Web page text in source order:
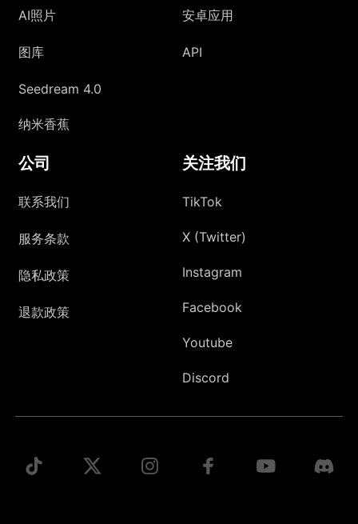
AI照片
图库
Seedream 4.0
纳米香蕉
安卓应用
API
公司
联系我们
服务条款
隐私政策
退款政策
关注我们
TikTok
X (Twitter)
Instagram
Facebook
Youtube
Discord